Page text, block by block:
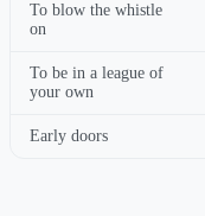
To blow the whistle
on
To be in a league of
your own
Early doors